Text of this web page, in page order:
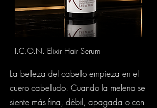
I.C.O.N. Elixir Hair Serum
La belleza del cabello empieza en el
cuero cabelludo. Cuando la melena se
siente más fina, débil, apagada o con